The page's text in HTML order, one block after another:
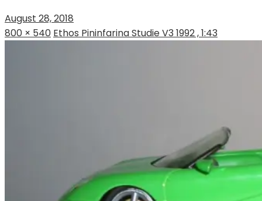
August 28, 2018
800 × 540 Ethos Pininfarina Studie V3 1992 , 1:43